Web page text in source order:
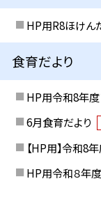
HP用R8ほけん
食育だより
HP用令和8年度
6月食育だより
【HP用】令和8
HP用令和８年